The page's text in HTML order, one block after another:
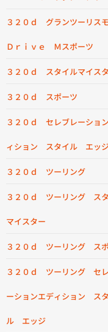
３２０ｄ グランツーリス
Ｄｒｉｖｅ Ｍスポーツ
３２０ｄ スタイルマイス
３２０ｄ スポーツ
３２０ｄ セレブレーショ
ィション スタイル エッ
３２０ｄ ツーリング
３２０ｄ ツーリング ス
マイスター
３２０ｄ ツーリング ス
３２０ｄ ツーリング セ
ーションエディション ス
ル エッジ